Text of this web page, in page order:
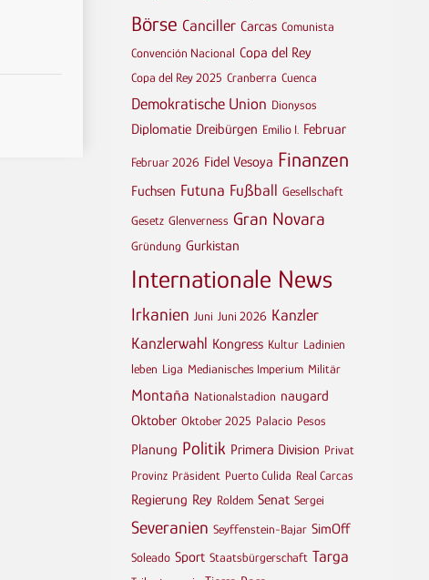
Börse Canciller Carcas Comunista
Convención Nacional Copa del Rey
Copa del Rey 2025 Cranberra Cuenca
Demokratische Union Dionysos
Diplomatie Dreibürgen Emilio I. Februar
Februar 2026 Fidel Vesoya Finanzen
Fuchsen Futuna Fußball Gesellschaft
Gesetz Glenverness Gran Novara
Gründung Gurkistan
Internationale News
Irkanien Juni Juni 2026 Kanzler
Kanzlerwahl Kongress Kultur Ladinien
leben Liga Medianisches Imperium Militär
Montaña Nationalstadion naugard
Oktober Oktober 2025 Palacio Pesos
Planung Politik Primera Division Privat
Provinz Präsident Puerto Culida Real Carcas
Regierung Rey Roldem Senat Sergei
Severanien Seyffenstein-Bajar SimOff
Soleado Sport Staatsbürgerschaft Targa